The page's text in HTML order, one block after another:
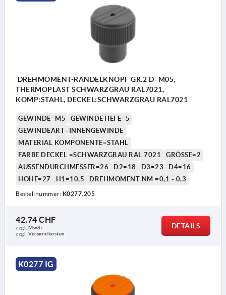
1) Stellschraube zum Einstellen des
DREHMOMENT-RÄNDELKNOPF GR.2 D=M05,
THERMOPLAST SCHWARZGRAU RAL7021,
KOMP:STAHL, DECKEL:SCHWARZGRAU RAL7021
GEWINDE=M5
GEWINDETIEFE=5
GEWINDEART=INNENGEWINDE
MATERIAL KOMPONENTE=STAHL
FARBE DECKEL =SCHWARZGRAU RAL 7021
GRÖSSE=2
AUSSENDURCHMESSER=26
D2=18 D3=23
D4=16
HÖHE=27
H1=10,5 DREHMOMENT NM =0,1 - 0,3
Bestellnummer: K0277.205
42,74 CHF
zzgl. MwSt.
zzgl. Versandkosten
DETAILS
K0277 IG